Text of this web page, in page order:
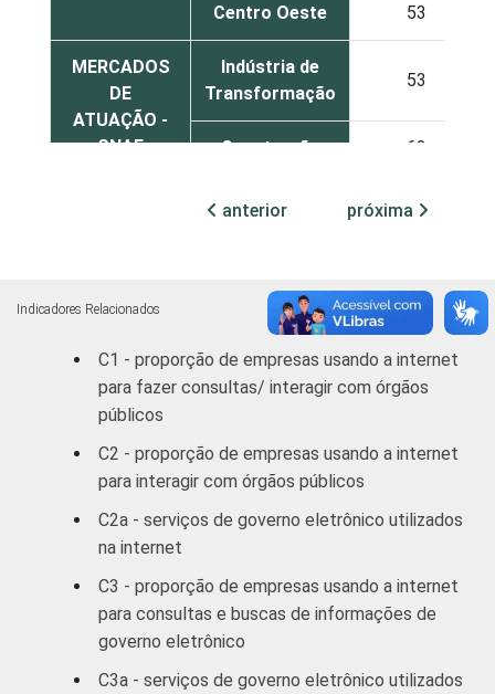
Centro Oeste 53
MERCADOS
DE
ATUAÇÃO -
CNAE
Indústria de
Transformação
53
Construção 63
Comércio;
objetos
pessoais e
domésticos
Alimentação
Transporte,
armazenagem
comunicações
aluguéis e
anterior próxima
Indicadores Relacionados
C1 - proporção de empresas usando a internet
para fazer consultas/ interagir com órgãos
públicos
C2 - proporção de empresas usando a internet
para interagir com órgãos públicos
C2a - serviços de governo eletrônico utilizados
na internet
C3 - proporção de empresas usando a internet
para consultas e buscas de informações de
governo eletrônico
C3a - serviços de governo eletrônico utilizados